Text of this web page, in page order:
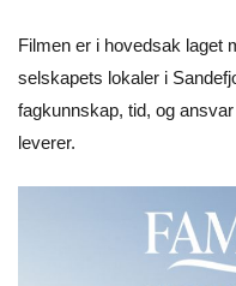
Filmen er i hovedsak laget
selskapets lokaler i
fagkunnskap, tid, og
leverer.